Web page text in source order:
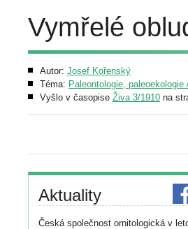
Vymřelé
Autor: Josef Kořenský
Téma: Paleontologie,
Vyšlo v časopise Živa 3/1910 na
Aktuality
Česká společnost ornitologická v